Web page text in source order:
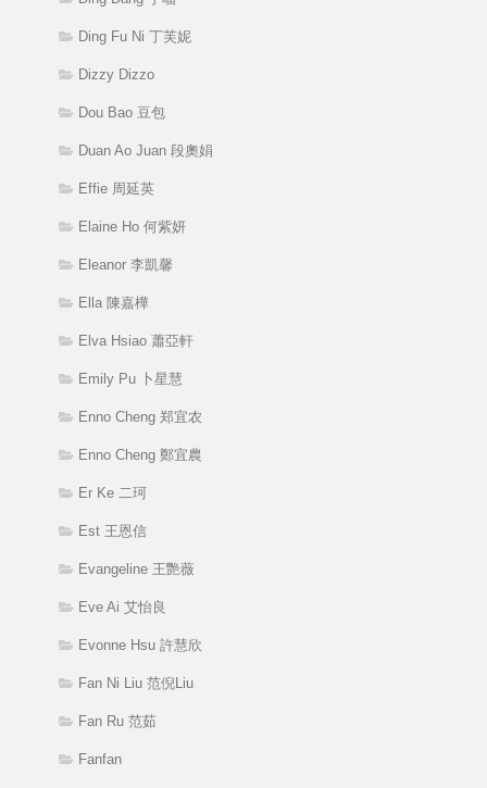
Ding Fu Ni 丁芙妮
Dizzy Dizzo
Dou Bao 豆包
Duan Ao Juan 段奧娟
Effie 周延英
Elaine Ho 何紫妍
Eleanor 李凱馨
Ella 陳嘉樺
Elva Hsiao 蕭亞軒
Emily Pu 卜星慧
Enno Cheng 郑宜农
Enno Cheng 鄭宜農
Er Ke 二珂
Est 王恩信
Evangeline 王艷薇
Eve Ai 艾怡良
Evonne Hsu 許慧欣
Fan Ni Liu 范倪Liu
Fan Ru 范茹
Fanfan